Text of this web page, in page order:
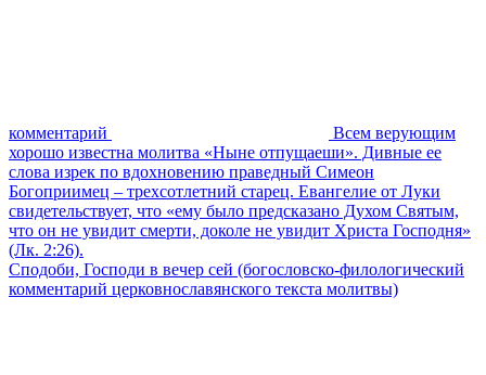
комментарий
Всем верующим
хорошо известна молитва «Ныне отпущаеши». Дивные ее
слова изрек по вдохновению праведный Симеон
Богоприимец – трехсотлетний старец. Евангелие от Луки
свидетельствует, что «ему было предсказано Духом Святым,
что он не увидит смерти, доколе не увидит Христа Господня»
(Лк. 2:26).
Сподоби, Господи в вечер сей (богословско-филологический
комментарий церковнославянского текста молитвы)